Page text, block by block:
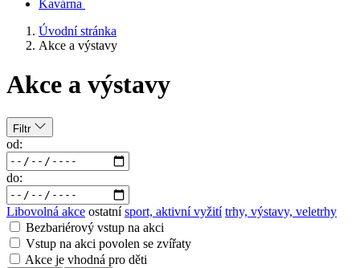
Kavárna
Úvodní stránka
Akce a výstavy
Akce a výstavy
Filtr
od:
do:
Libovolná akce ostatní sport, aktivní vyžití trhy, výstavy, veletrhy
Bezbariérový vstup na akci
Vstup na akci povolen se zvířaty
Akce je vhodná pro děti